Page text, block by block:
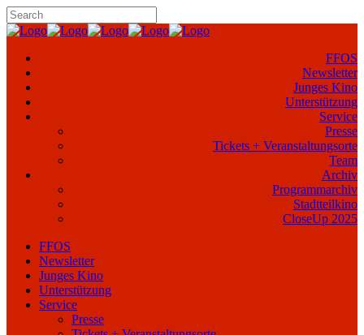
FFOS
Newsletter
Junges Kino
Unterstützung
Service
Presse
Tickets + Veranstaltungsorte
Team
Archiv
Programmarchiv
Stadtteilkino
CloseUp 2025
FFOS
Newsletter
Junges Kino
Unterstützung
Service
Presse